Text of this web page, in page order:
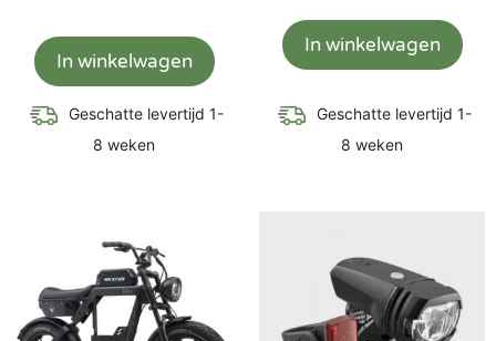
In winkelwagen
Geschatte levertijd 1-
8 weken
In winkelwagen
Geschatte levertijd 1-
8 weken